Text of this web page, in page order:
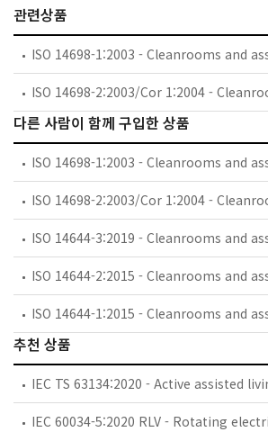
관련상품
다른 사람이 함께 구입한 상품
추천 상품